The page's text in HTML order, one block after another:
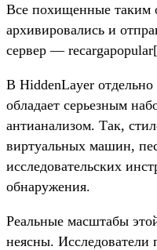
Все похищенные таким
архивировались и
сервер —
В HiddenLayer
обладает серьезным
антианализом. Так,
виртуальных машин,
исследовательских
обнаружения.
Реальные масштабы
неясны. Исследователи